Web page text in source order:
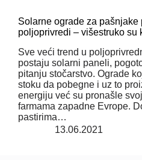
Solarne ograde za pašnjake
poljoprivredi – višestruko su
Sve veći trend u
postaju solarni paneli,
pitanju stočarstvo. Ograde
stoku da pobegne i uz to
energiju već su pronašle
farmama zapadne Evrope.
pastirima…
13.06.2021